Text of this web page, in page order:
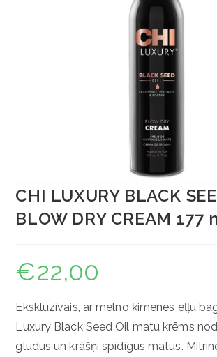
CHI LUXURY BLACK
BLOW DRY CREAM 177
€22,00
Ekskluzīvais, ar melno ķimenes eļļu
Luxury Black Seed Oil matu krēms
gludus un krāšņi spīdīgus matus.